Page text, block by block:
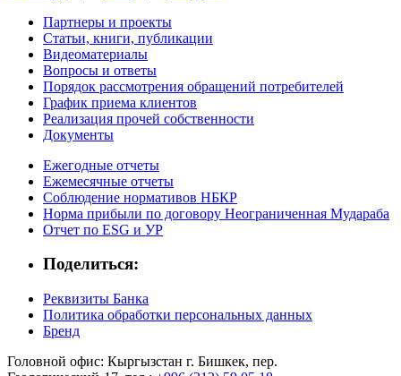
Партнеры и проекты
Статьи, книги, публикации
Видеоматериалы
Вопросы и ответы
Порядок рассмотрения обращений потребителей
График приема клиентов
Реализация прочей собственности
Документы
Ежегодные отчеты
Ежемесячные отчеты
Соблюдение нормативов НБКР
Норма прибыли по договору Неограниченная Мудараба
Отчет по ESG и УР
Поделиться:
Реквизиты Банка
Политика обработки персональных данных
Бренд
Головной офис: Кыргызстан г. Бишкек, пер.